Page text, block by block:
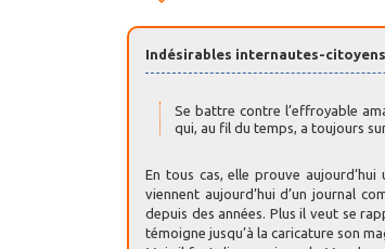
Indésirables internautes-
Se battre contre l’effroyable
qui, au fil du temps, a toujours
En tous cas, elle prouve
viennent aujourd’hui d’un journal
depuis des années. Plus il veut se
témoigne jusqu’à la caricature son